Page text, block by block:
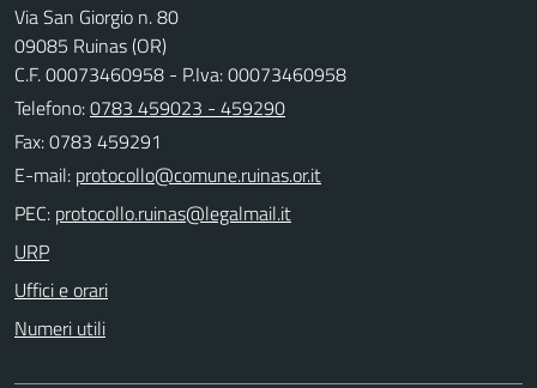
Via San Giorgio n. 80
09085 Ruinas (OR)
C.F. 00073460958 - P.Iva: 00073460958
Telefono:0783 459023 - 459290
Fax: 0783 459291
E-mail:
PEC:
URP
Uffici e orari
Numeri utili